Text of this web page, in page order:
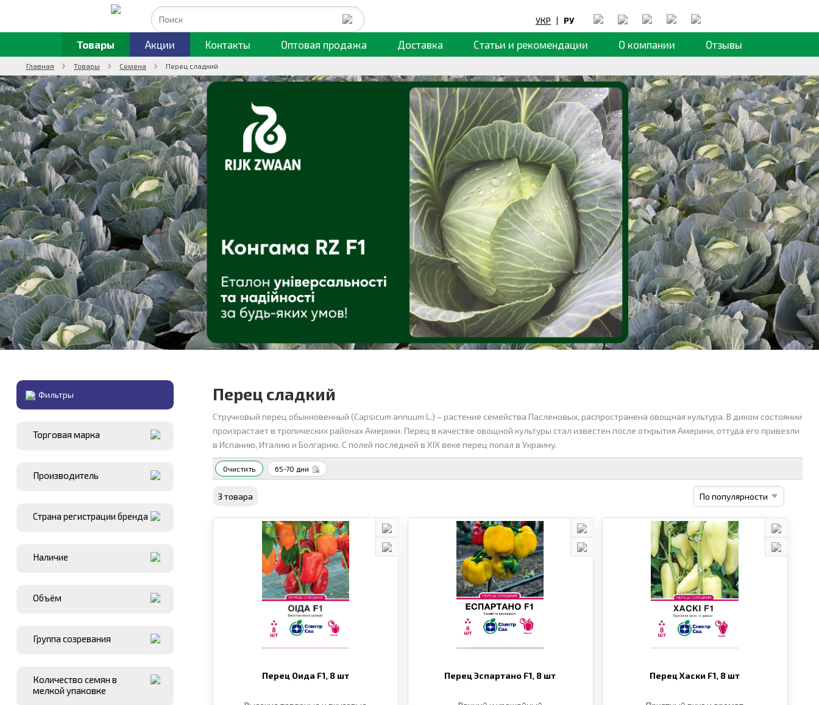
УКР | РУ
Товары Акции Контакты Оптовая продажа Доставка Статьи и рекомендации О компании Отзывы
Главная Товары Семена Перец сладкий
Фильтры
Торговая марка
Производитель
Страна регистрации бренда
Наличие
Объём
Группа созревания
Количество семян в
мелкой упаковке
Перец сладкий
Стручковый перец обыкновенный (Capsicum annuum L.) – растение семейства Пасленовых, распространена овощная культура. В диком состоянии
произрастает в тропических районах Америки. Перец в качестве овощной культуры стал известен после открытия Америки, оттуда его привезли
в Испанию, Италию и Болгарию. С полей последней в XIX веке перец попал в Украину.
Очистить 65-70 дни
3 товара
Перец Оида F1, 8 шт Перец Эспартано F1, 8 шт Перец Хаски F1, 8 шт